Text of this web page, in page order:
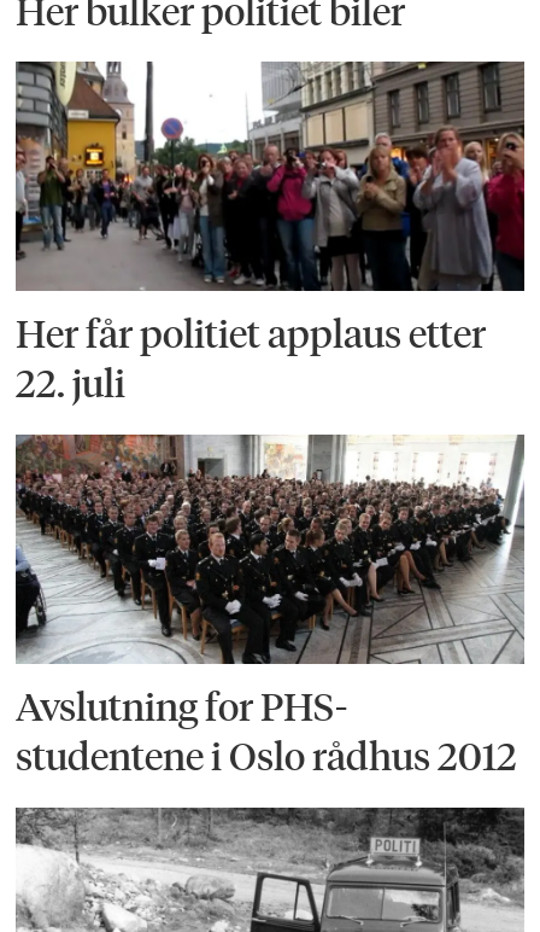
Her bulker politiet biler
Her får politiet applaus etter
22. juli
Avslutning for PHS-
studentene i Oslo rådhus 2012